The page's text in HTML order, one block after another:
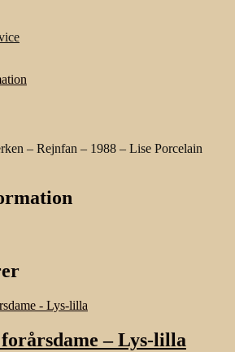
– Rejnfan – 1988 – Lise Porcelain
– Lys-lilla